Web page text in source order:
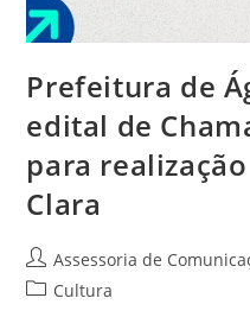
Prefeitura de
edital de
para realização
Clara
Assessoria de
Cultura